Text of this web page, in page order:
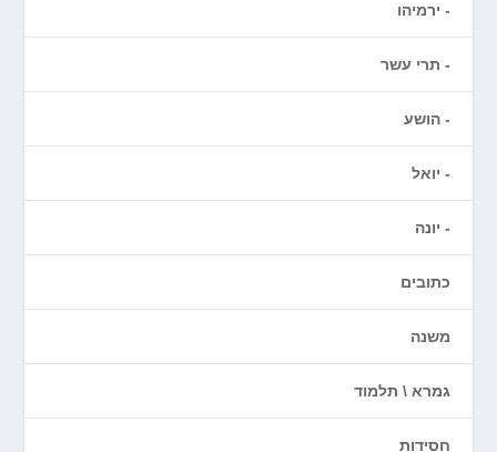
ירמיהו
תרי עשר
הושע
יואל
יונה
כתובים
משנה
גמרא \ תלמוד
חסידות